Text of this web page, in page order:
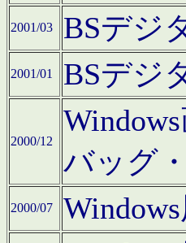
2001/03 BSデジ
2001/01 BSデジ
2000/12
バッグ
2000/07